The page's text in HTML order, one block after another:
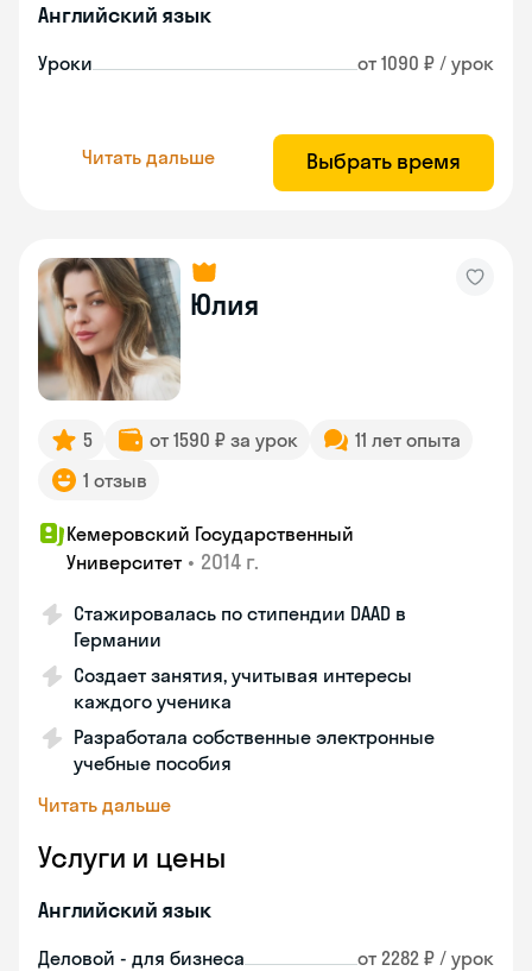
Английский язык
Уроки от 1090 ₽ / урок
Читать дальше Выбрать время
Юлия
5 от 1590 ₽ за урок
11 лет опыта
1 отзыв
Кемеровский Государственный
Университет • 2014 г.
Стажировалась по стипендии DAAD в
Германии
Создает занятия, учитывая интересы
каждого ученика
Разработала собственные электронные
учебные пособия
Читать дальше
Услуги и цены
Английский язык
Деловой - для бизнеса от 2282 ₽ / урок